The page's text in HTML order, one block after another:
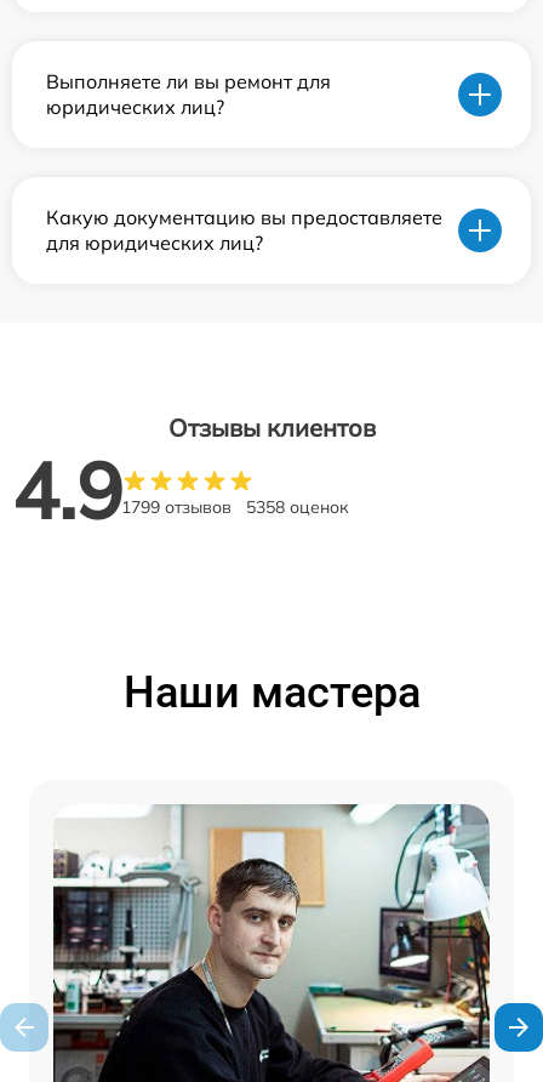
Выполняете ли вы ремонт для
юридических лиц?
Какую документацию вы предоставляете
для юридических лиц?
Отзывы клиентов
4.91799 отзывов 5358 оценок
Наши мастера